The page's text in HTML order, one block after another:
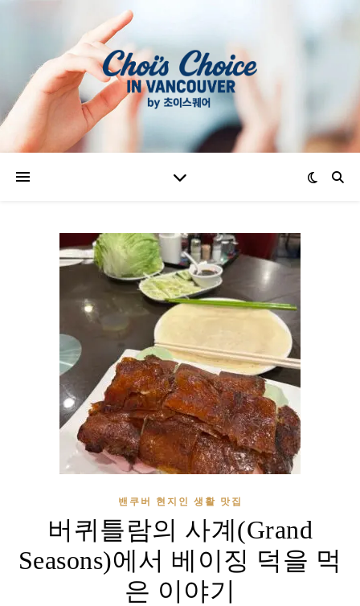
밴쿠버 현지인 생활 맛집
버퀴틀람의 사계(Grand
Seasons)에서 베이징 덕을 먹
은 이야기